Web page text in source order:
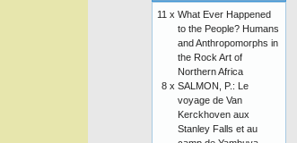
11 x What Ever Happened
to the People? Humans
and Anthropomorphs in
the Rock Art of
Northern Africa
8 x SALMON, P.: Le
voyage de Van
Kerckhoven aux
Stanley Falls et au